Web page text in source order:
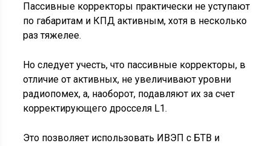
Пассивные корректоры практически не уступают
по габаритам и КПД активным, хотя в несколько
раз тяжелее.
Но следует учесть, что пассивные корректоры, в
отличие от активных, не увеличивают уровни
радиопомех, а, наоборот, подавляют их за счет
корректирующего дросселя L1.
Это позволяет использовать ИВЭП с БТВ и